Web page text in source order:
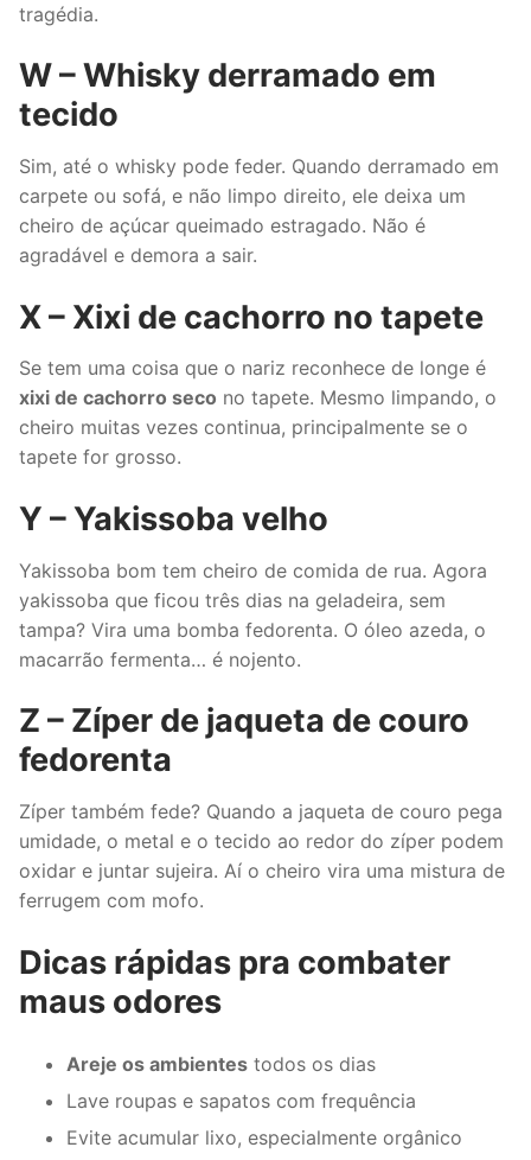
tragédia.
W – Whisky derramado em
tecido
Sim, até o whisky pode feder. Quando derramado em
carpete ou sofá, e não limpo direito, ele deixa um
cheiro de açúcar queimado estragado. Não é
agradável e demora a sair.
X – Xixi de cachorro no tapete
Se tem uma coisa que o nariz reconhece de longe é
xixi de cachorro seco no tapete. Mesmo limpando, o
cheiro muitas vezes continua, principalmente se o
tapete for grosso.
Y – Yakissoba velho
Yakissoba bom tem cheiro de comida de rua. Agora
yakissoba que ficou três dias na geladeira, sem
tampa? Vira uma bomba fedorenta. O óleo azeda, o
macarrão fermenta… é nojento.
Z – Zíper de jaqueta de couro
fedorenta
Zíper também fede? Quando a jaqueta de couro pega
umidade, o metal e o tecido ao redor do zíper podem
oxidar e juntar sujeira. Aí o cheiro vira uma mistura de
ferrugem com mofo.
Dicas rápidas pra combater
maus odores
Areje os ambientes todos os dias
Lave roupas e sapatos com frequência
Evite acumular lixo, especialmente orgânico